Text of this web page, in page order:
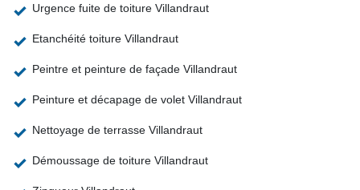
Urgence fuite de toiture Villandraut
Etanchéité toiture Villandraut
Peintre et peinture de façade Villandraut
Peinture et décapage de volet Villandraut
Nettoyage de terrasse Villandraut
Démoussage de toiture Villandraut